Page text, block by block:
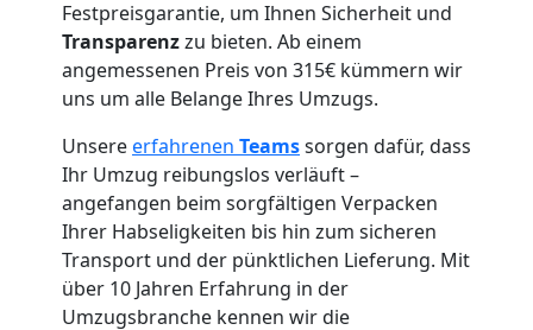
Festpreisgarantie, um Ihnen Sicherheit und
Transparenzzu bieten. Ab einem
angemessenen Preis von 315€ kümmern wir
uns um alle Belange Ihres Umzugs.
Unsereerfahrenen Teamssorgen dafür, dass
Ihr Umzug reibungslos verläuft –
angefangen beim sorgfältigen Verpacken
Ihrer Habseligkeiten bis hin zum sicheren
Transport und der pünktlichen Lieferung. Mit
über 10 Jahren Erfahrung in der
Umzugsbranche kennen wir die
Senioren
Wolfsberg
Fernumzug
Wolfsberg